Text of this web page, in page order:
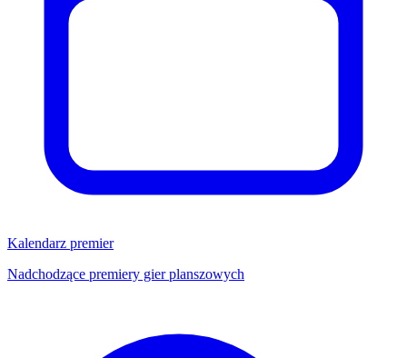
Kalendarz premier
Nadchodzące premiery gier planszowych